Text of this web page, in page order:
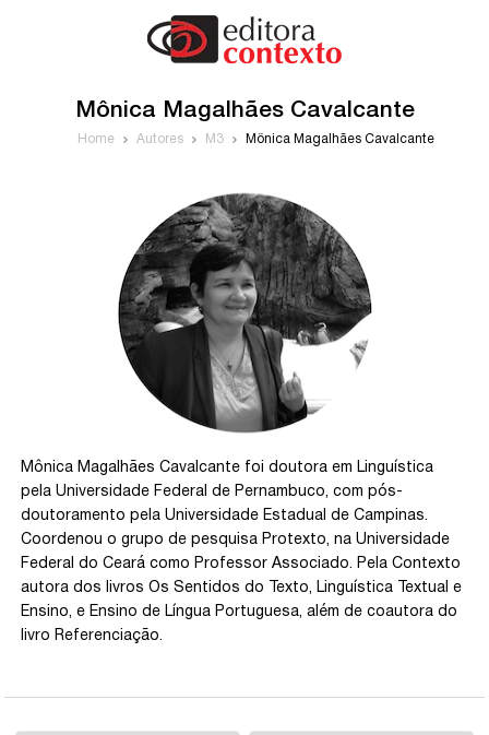
Mônica Magalhães Cavalcante
Home Autores M3 Mônica Magalhães Cavalcante
Mônica Magalhães Cavalcante foi doutora em Linguística
pela Universidade Federal de Pernambuco, com pós-
doutoramento pela Universidade Estadual de Campinas.
Coordenou o grupo de pesquisa Protexto, na Universidade
Federal do Ceará como Professor Associado. Pela Contexto
autora dos livros Os Sentidos do Texto, Linguística Textual e
Ensino, e Ensino de Língua Portuguesa, além de coautora do
livro Referenciação.